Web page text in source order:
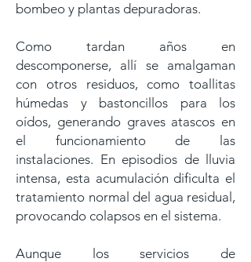
bombeo y plantas depuradoras.
Como tardan años en
descomponerse, allí se amalgaman
con otros residuos, como toallitas
húmedas y bastoncillos para los
oídos, generando graves atascos en
el funcionamiento de las
instalaciones. En episodios de lluvia
intensa, esta acumulación dificulta el
tratamiento normal del agua residual,
provocando colapsos en el sistema.
Aunque los servicios de